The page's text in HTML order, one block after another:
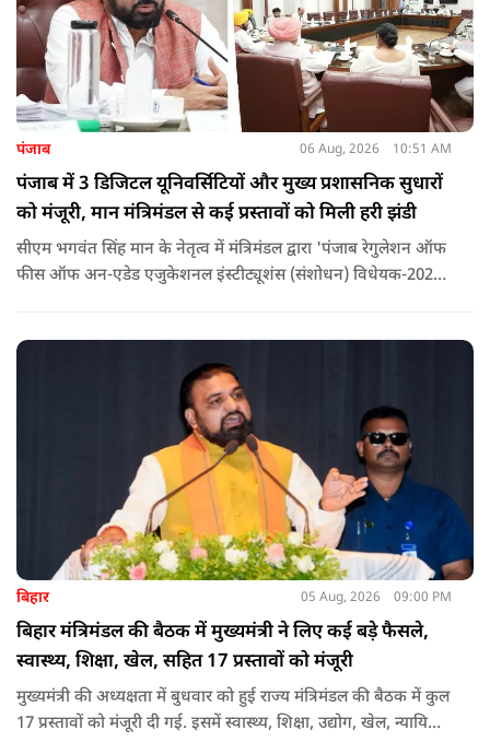
पंजाब 06 Aug, 2026 10:51 AM
पंजाब में 3 डिजिटल यूनिवर्सिटियों और मुख्य प्रशासनिक सुधारों
को मंजूरी, मान मंत्रिमंडल से कई प्रस्तावों को मिली हरी झंडी
सीएम भगवंत सिंह मान के नेतृत्व में मंत्रिमंडल द्वारा 'पंजाब रेगुलेशन ऑफ
फीस ऑफ अन-एडेड एजुकेशनल इंस्टीट्यूशंस (संशोधन) विधेयक-2026'
अन्य प्रस्तावों को भी मंजूरी दी गई है.
बिहार 05 Aug, 2026 09:00 PM
बिहार मंत्रिमंडल की बैठक में मुख्यमंत्री ने लिए कई बड़े फैसले,
स्वास्थ्य, शिक्षा, खेल, सहित 17 प्रस्तावों को मंजूरी
मुख्यमंत्री की अध्यक्षता में बुधवार को हुई राज्य मंत्रिमंडल की बैठक में कुल
17 प्रस्तावों को मंजूरी दी गई. इसमें स्वास्थ्य, शिक्षा, उद्योग, खेल, न्यायिक